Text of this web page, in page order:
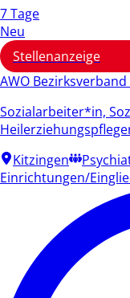
7 Tage
Neu
Stellenanzeige
AWO
Sozialarbeiter*in,
Kitzingen
Einrichtungen/